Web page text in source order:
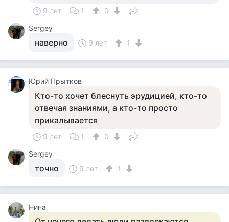
9 лет 1
0
Sergey
наверно 9 лет 1
Юрий Прытков
Кто-то хочет блеснуть эрудицией, кто-то
отвечая знаниями, а кто-то просто
прикалывается
9 лет 1
0
Sergey
точно 9 лет 1
Нина